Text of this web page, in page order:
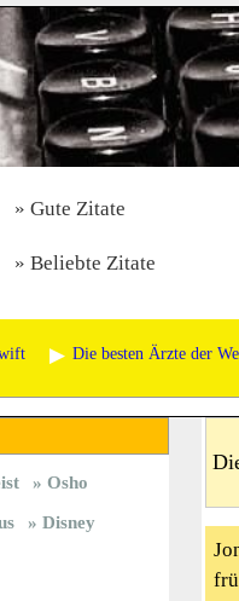
Gute Zitate
Beliebte Zitate
Die besten Ärzte der
Osho
Disney